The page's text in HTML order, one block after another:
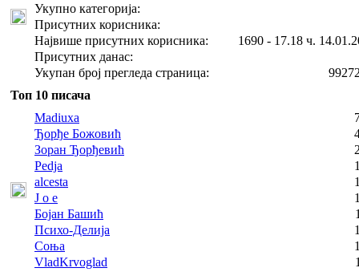
Укупно категорија:
Присутних корисника:
Највише присутних корисника:
1690 - 17.18 ч.
Присутних данас:
Укупан број прегледа страница:
Топ 10 писача
Madiuxa
Ђорђе Божовић
Зоран Ђорђевић
Pedja
alcesta
J o e
Бојан Башић
Психо-Делија
Соња
VladKrvoglad